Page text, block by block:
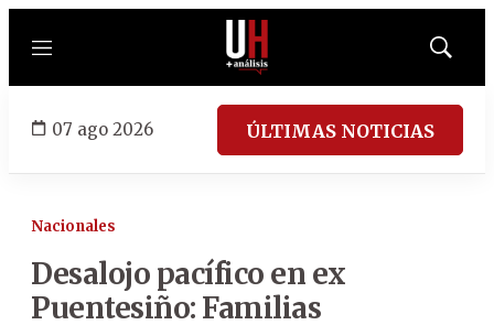
Menú
Mostrar
07 ago 2026 ÚLTIMAS NOTICIAS
Nacionales
Desalojo pacífico en ex
Puentesiño: Familias